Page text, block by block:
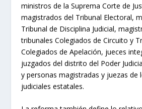
ministros de la Suprema Corte de
magistrados del Tribunal Electoral,
Tribunal de Disciplina Judicial,
tribunales Colegiados de Circuito y
Colegiados de Apelación, jueces
juzgados del distrito del Poder
y personas magistradas y juezas de
judiciales estatales.